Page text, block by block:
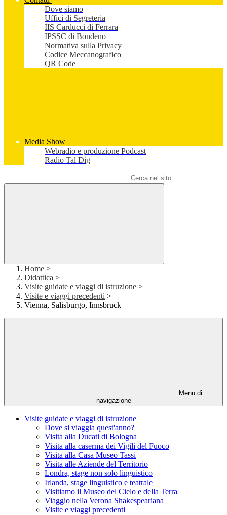
Dove siamo
Uffici di Segreteria
IIS Carducci di Ferrara
IPSSC di Bondeno
Normativa sulla Privacy
Codice Meccanografico
QR Code
Media Show
Webradio e produzione Podcast
Radio Tal Dig
Home >
Didattica >
Visite guidate e viaggi di istruzione >
Visite e viaggi precedenti >
Vienna, Salisburgo, Innsbruck
Menu di
navigazione
Visite guidate e viaggi di istruzione
Dove si viaggia quest'anno?
Visita alla Ducati di Bologna
Visita alla caserma dei Vigili del Fuoco
Visita alla Casa Museo Tassi
Visita alle Aziende del Territorio
Londra, stage non solo linguistico
Irlanda, stage linguistico e teatrale
Visitiamo il Museo del Cielo e della Terra
Viaggio nella Verona Shakespeariana
Visite e viaggi precedenti